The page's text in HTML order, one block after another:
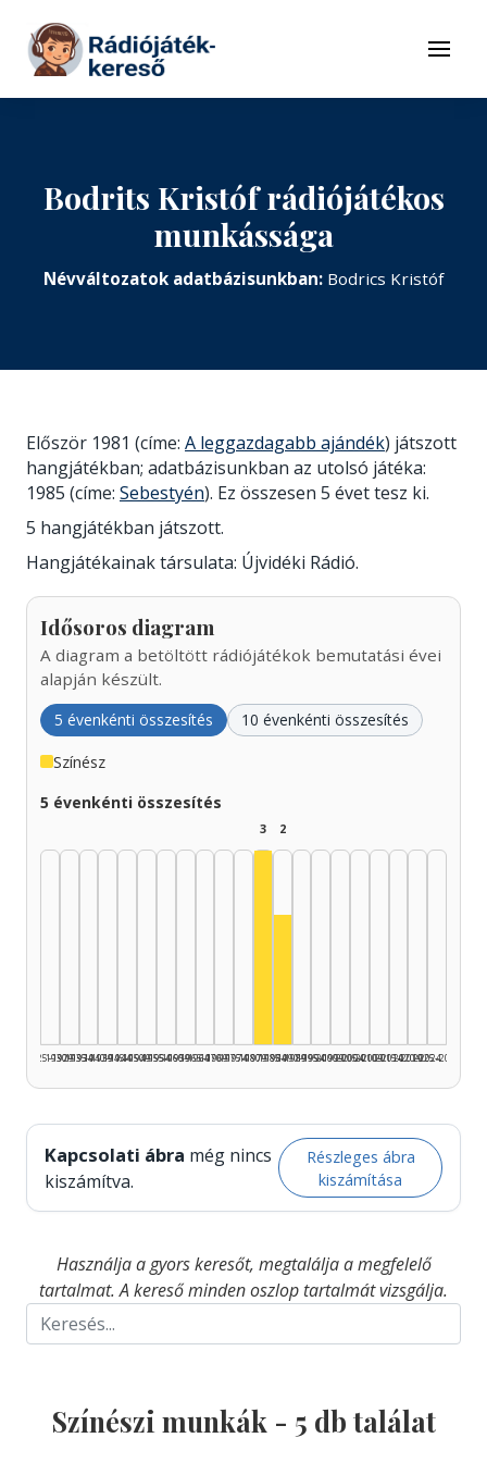
Tovább a tartalomhoz
Menü
Bodrits Kristóf rádiójátékos
munkássága
Névváltozatok adatbázisunkban: Bodrics Kristóf
Először 1981 (címe: A leggazdagabb ajándék) játszott
hangjátékban; adatbázisunkban az utolsó játéka:
1985 (címe: Sebestyén). Ez összesen 5 évet tesz ki.
5 hangjátékban játszott.
Hangjátékainak társulata: Újvidéki Rádió.
Idősoros diagram
A diagram a betöltött rádiójátékok bemutatási évei
alapján készült.
5 évenkénti összesítés 10 évenkénti összesítés
Színész
5 évenkénti összesítés
1925–1929
1930–1934
1935–1939
1940–1944
1945–1949
1950–1954
1955–1959
1960–1964
1965–1969
1970–1974
1975–1979
3
1980–1984
2
1985–1989
1990–1994
1995–1999
2000–2004
2005–2009
2010–2014
2015–2019
2020–2024
2025–2026
Kapcsolati ábra még nincs
kiszámítva.
Részleges ábra
kiszámítása
Használja a gyors keresőt, megtalálja a megfelelő
tartalmat. A kereső minden oszlop tartalmát vizsgálja.
Színészi munkák - 5 db találat